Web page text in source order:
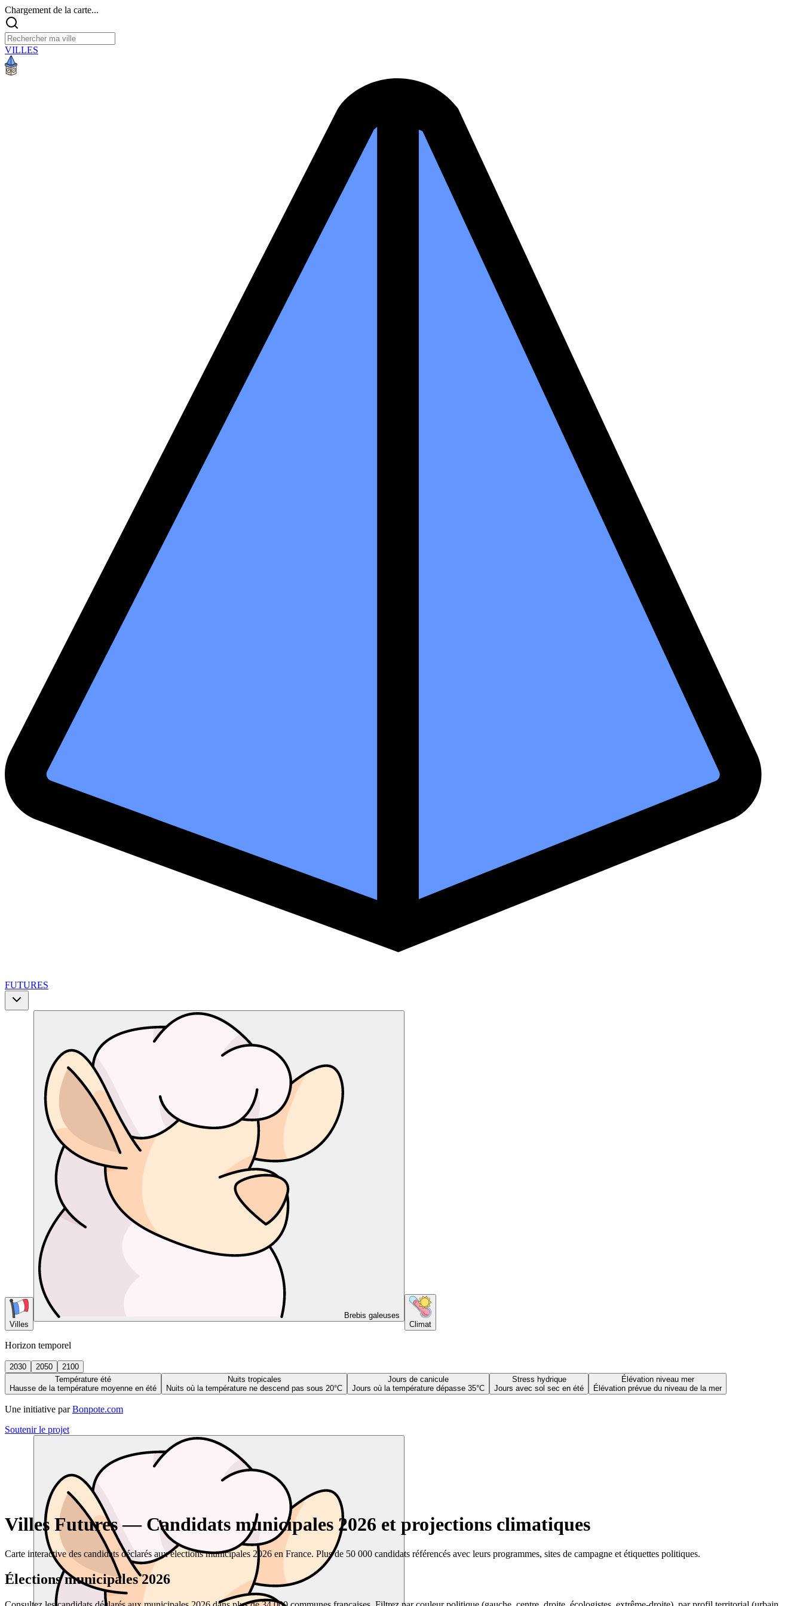
Chargement de la carte...
VILLES
FUTURES
Villes
Brebis galeuses
Climat
Horizon temporel
2030 2050
2100
Température été
Hausse de la température moyenne en été
Nuits tropicales
Nuits où la température ne descend pas sous 20°C
Jours de canicule
Jours où la température dépasse 35°C
Stress hydrique
Jours avec sol sec en été
Élévation niveau mer
Élévation prévue du niveau de la mer
Une initiative par Bonpote.com
Soutenir le projet
Villes Futures — Candidats municipales 2026 et projections climatiques
Carte interactive des candidats déclarés aux élections municipales 2026 en France. Plus de 50 000 candidats référencés avec leurs programmes, sites de campagne et étiquettes politiques.
Élections municipales 2026